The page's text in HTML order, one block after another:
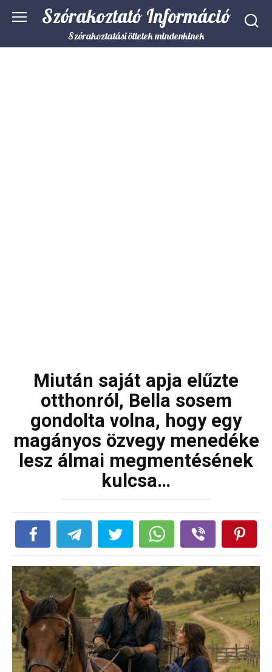
Szórakoztató Információ
Szórakoztatási ötletek mindenkinek
Miután saját apja elűzte
otthonról, Bella sosem
gondolta volna, hogy egy
magányos özvegy menedéke
lesz álmai megmentésének
kulcsa…